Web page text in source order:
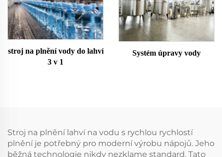
stroj na plnění vody do lahví
3 v 1
Systém úpravy vody
Stroj na plnění lahví na vodu s rychlou rychlostí
plnění je potřebný pro moderní výrobu nápojů. Jeho
běžná technologie nikdy nezklame standard. Tato